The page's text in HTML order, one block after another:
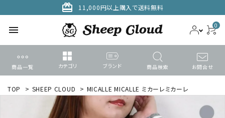
card_giftcard 11,000円以上購入で送料無料
menu 0
商品一覧 カテゴリ ブランド 商品検索 お問合せ
ACCOUNT MENU
ようこそ ゲスト 様
TOP > SHEEP CLOUD > MICALLE MICALLE ミカーレミカーレ